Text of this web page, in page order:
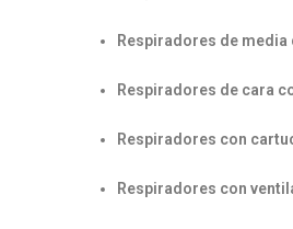
Respiradores de media
Respiradores de cara
Respiradores con
Respiradores con